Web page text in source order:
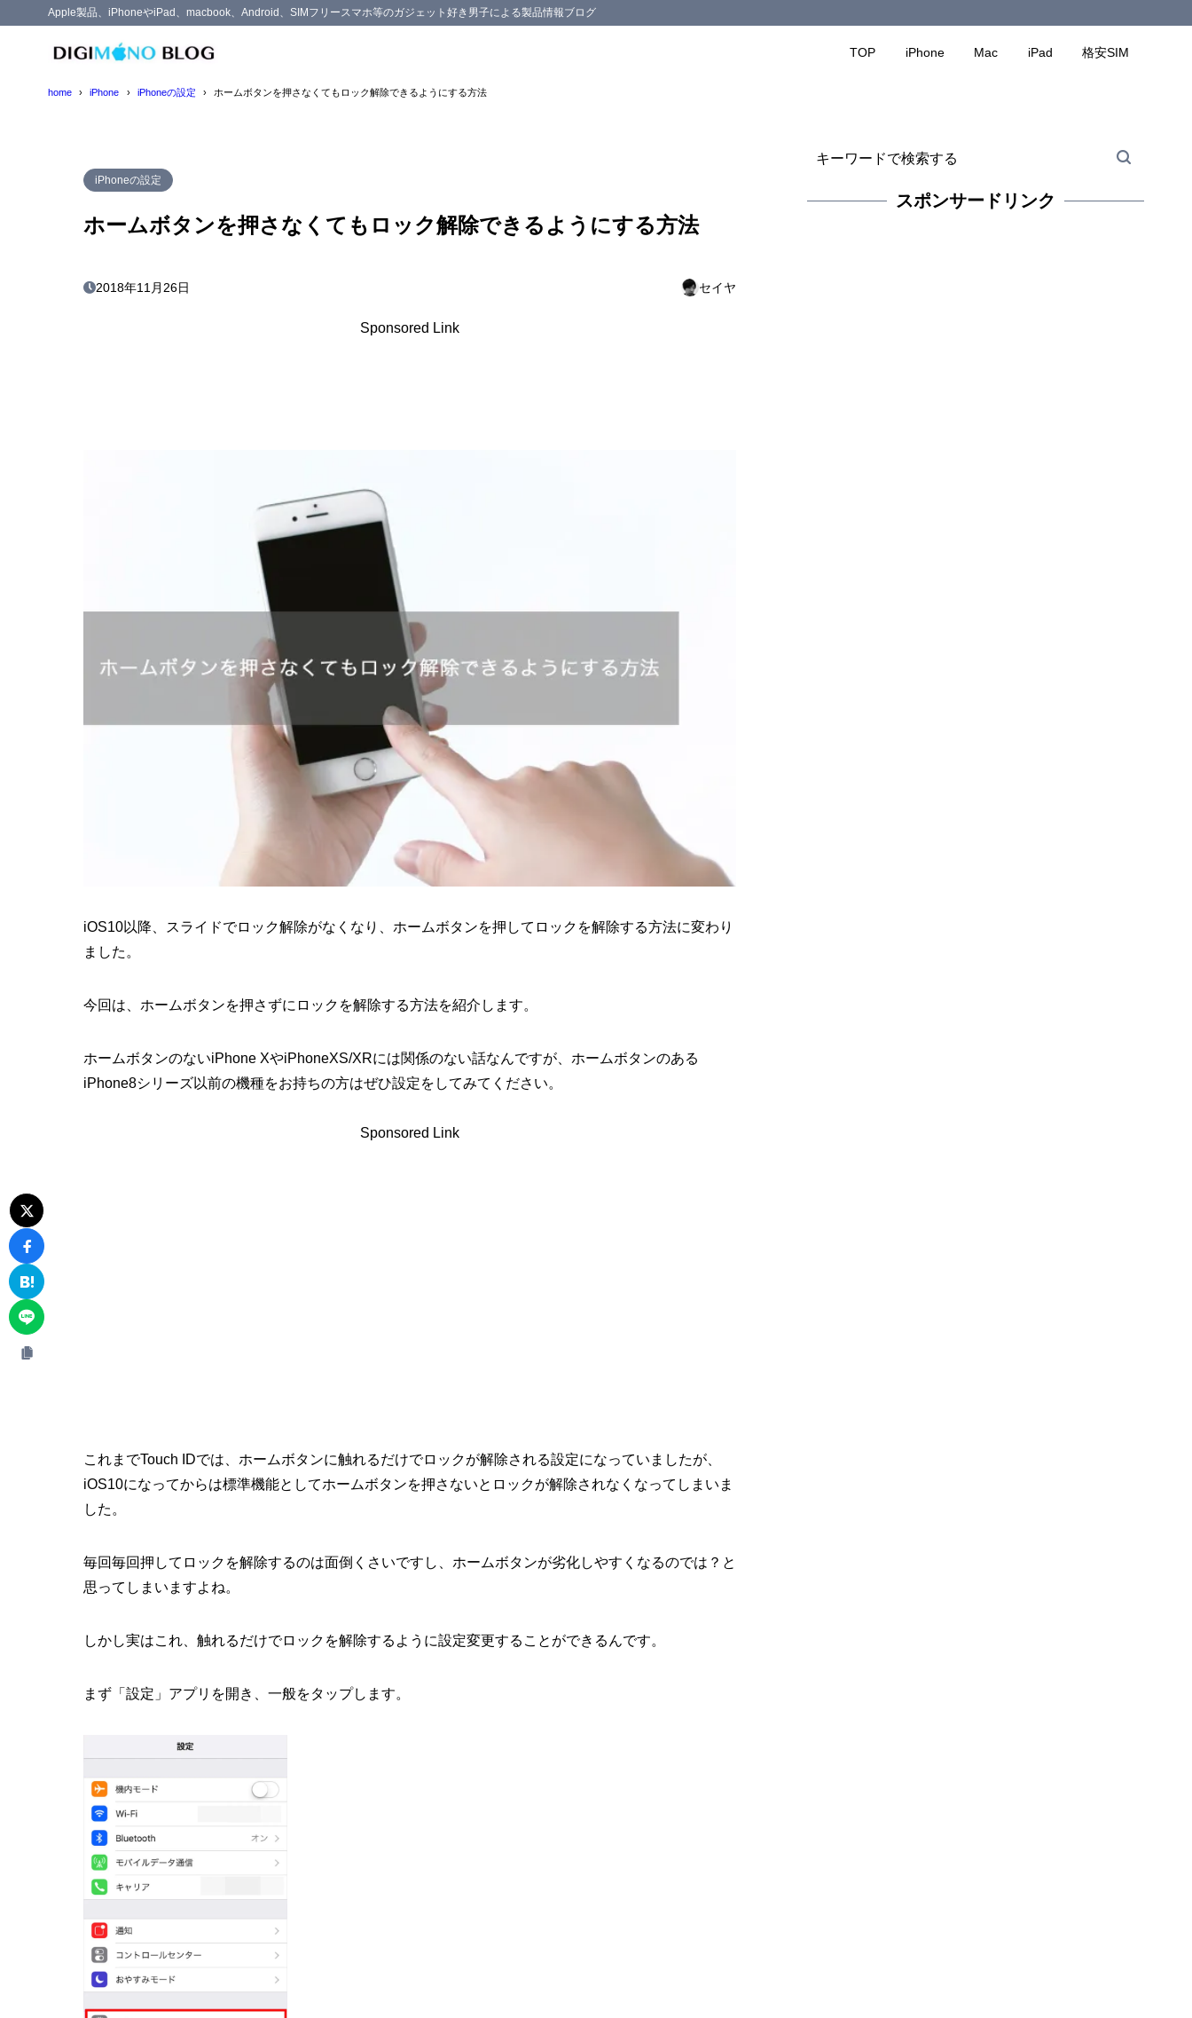
Apple製品、iPhoneやiPad、macbook、Android、SIMフリースマホ等のガジェット好き男子による製品情報ブログ
TOP iPhone Mac iPad 格安SIM
home iPhone iPhoneの設定 ホームボタンを押さなくてもロック解除できるようにする方法
iPhoneの設定
ホームボタンを押さなくてもロック解除できるようにする方法
2018年11月26日 セイヤ
Sponsored Link
iOS10以降、スライドでロック解除がなくなり、ホームボタンを押してロックを解除する方法に変わり
ました。
今回は、ホームボタンを押さずにロックを解除する方法を紹介します。
ホームボタンのないiPhone XやiPhoneXS/XRには関係のない話なんですが、ホームボタンのある
iPhone8シリーズ以前の機種をお持ちの方はぜひ設定をしてみてください。
Sponsored Link
これまでTouch IDでは、ホームボタンに触れるだけでロックが解除される設定になっていましたが、
iOS10になってからは標準機能としてホームボタンを押さないとロックが解除されなくなってしまいま
した。
毎回毎回押してロックを解除するのは面倒くさいですし、ホームボタンが劣化しやすくなるのでは？と
思ってしまいますよね。
しかし実はこれ、触れるだけでロックを解除するように設定変更することができるんです。
まず「設定」アプリを開き、一般をタップします。
スポンサードリンク